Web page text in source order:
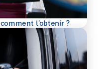
l’obtenir ?